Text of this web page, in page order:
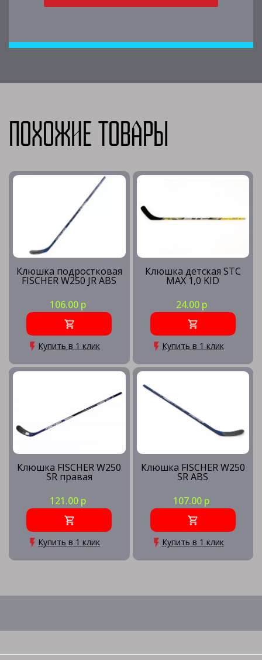
Похожие товары
Клюшка подростковая
FISCHER W250 JR ABS
106.00 р
Купить в 1 клик
Клюшка детская STC
MAX 1,0 KID
24.00 р
Купить в 1 клик
Клюшка FISCHER W250
SR правая
121.00 р
Купить в 1 клик
Клюшка FISCHER W250
SR ABS
107.00 р
Купить в 1 клик